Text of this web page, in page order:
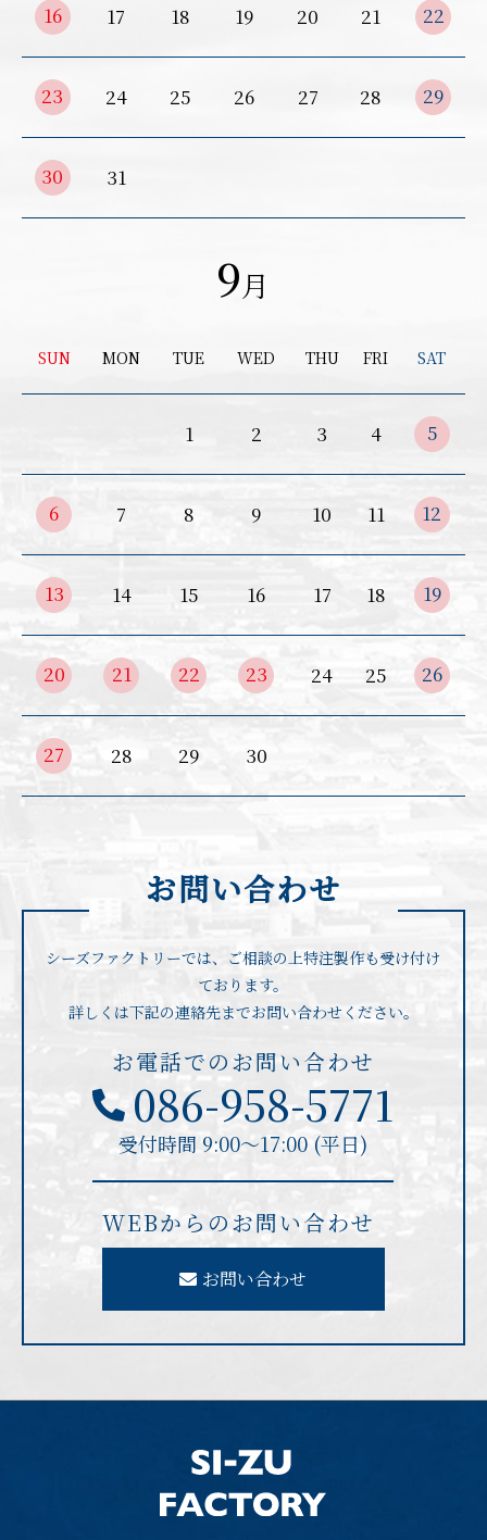
お買い物を続ける カートへ進む
16 17 18 19 20 21 22
23 24 25 26 27 28 29
30 31
9月
SUN MON TUE WED THU FRI SAT
1 2 3 4 5
6 7 8 9 10 11 12
13 14 15 16 17 18 19
20 21 22 23 24 25 26
27 28 29 30
お問い合わせ
シーズファクトリーでは、ご相談の上特注製作も受け付け
ております。
詳しくは下記の連絡先までお問い合わせください。
お電話でのお問い合わせ
086-958-5771
受付時間 9:00〜17:00 (平日)
WEBからのお問い合わせ
お問い合わせ